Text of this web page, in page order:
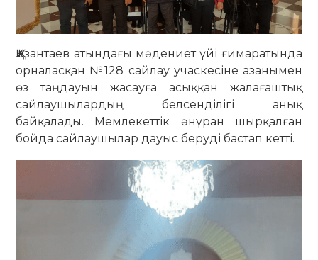
Қ.Қазантаев атындағы мәдениет үйі ғимаратында
орналасқан №128 сайлау учаскесіне азанымен
өз таңдауын жасауға асыққан жалағаштық
сайлаушылардың белсенділігі анық
байқалады. Мемлекеттік әнұран шырқалған
бойда сайлаушылар дауыс беруді бастап кетті.